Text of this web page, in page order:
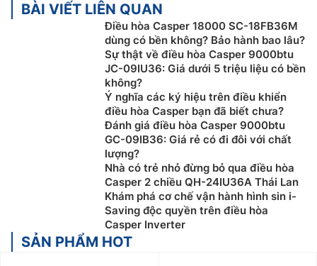
BÀI VIẾT LIÊN QUAN
Điều hòa Casper 18000 SC-18FB36M
dùng có bền không? Bảo hành bao lâu?
Sự thật về điều hòa Casper 9000btu
JC-09IU36: Giá dưới 5 triệu liệu có bền
không?
Ý nghĩa các ký hiệu trên điều khiển
điều hòa Casper bạn đã biết chưa?
Đánh giá điều hòa Casper 9000btu
GC-09IB36: Giá rẻ có đi đôi với chất
lượng?
Nhà có trẻ nhỏ đừng bỏ qua điều hòa
Casper 2 chiều QH-24IU36A Thái Lan
Khám phá cơ chế vận hành hình sin i-
Saving độc quyền trên điều hòa
Casper Inverter
SẢN PHẨM HOT